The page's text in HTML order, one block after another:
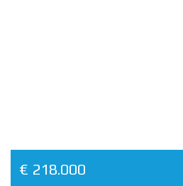
€ 218.000